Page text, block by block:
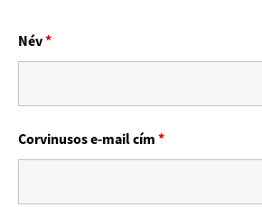
Név*
Corvinusos e-mail cím*